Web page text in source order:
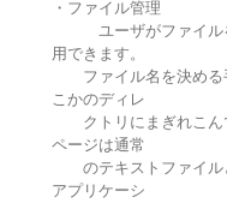
・ファイル管理
ユーザがファイルを
用できます。
ファイル名を決める
こかのディレ
クトリにまぎれこん
ページは通常
のテキストファイル
アプリケーシ